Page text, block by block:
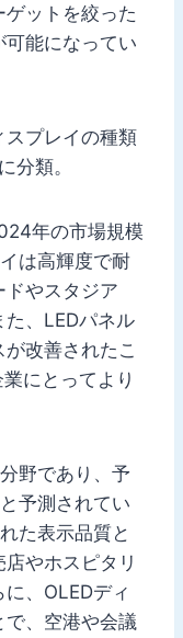
ットを絞った
能になってい
スプレイの種類
分類。
年の市場規模
は高輝度で耐
やスタジア
た、LEDパネル
改善されたこ
にとってより
野であり、予
予測されてい
た表示品質と
やホスピタリ
、OLEDディ
で、空港や会議